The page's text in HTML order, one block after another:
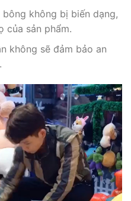
không bị biến dạng,
của sản phẩm.
không sẽ đảm bảo an